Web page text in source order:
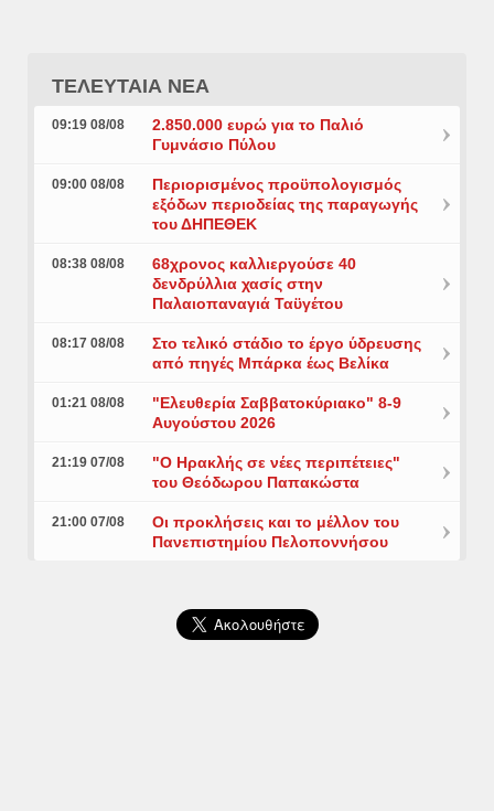
ΤΕΛΕΥΤΑΙΑ ΝΕΑ
09:19 08/08
2.850.000 ευρώ για το Παλιό
Γυμνάσιο Πύλου
09:00 08/08
Περιορισμένος προϋπολογισμός
εξόδων περιοδείας της παραγωγής
του ΔΗΠΕΘΕΚ
08:38 08/08
68χρονος καλλιεργούσε 40
δενδρύλλια χασίς στην
Παλαιοπαναγιά Ταϋγέτου
08:17 08/08
Στο τελικό στάδιο το έργο ύδρευσης
από πηγές Μπάρκα έως Βελίκα
01:21 08/08
"Ελευθερία Σαββατοκύριακο" 8-9
Αυγούστου 2026
21:19 07/08
"Ο Ηρακλής σε νέες περιπέτειες"
του Θεόδωρου Παπακώστα
21:00 07/08
Οι προκλήσεις και το μέλλον του
Πανεπιστημίου Πελοποννήσου